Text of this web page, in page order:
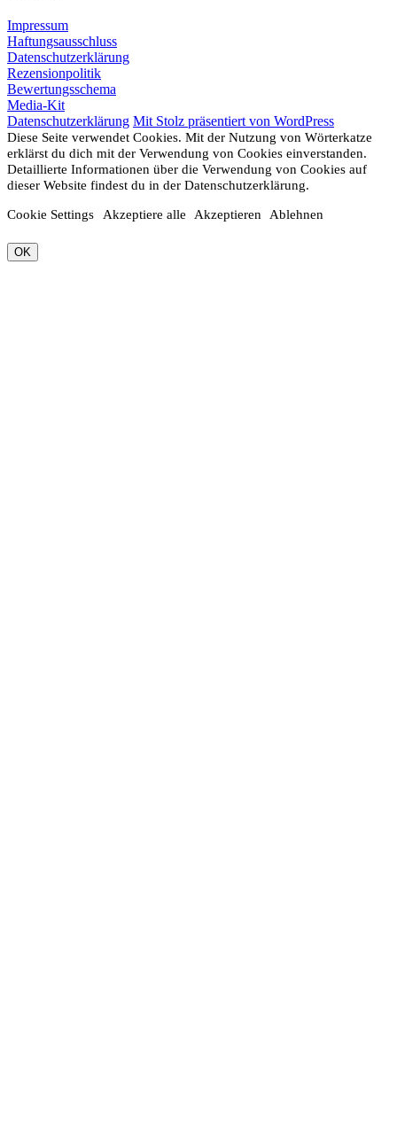
Impressum
Haftungsausschluss
Datenschutzerklärung
Rezensionpolitik
Bewertungsschema
Media-Kit
Datenschutzerklärung Mit Stolz präsentiert von WordPress
Diese Seite verwendet Cookies. Mit der Nutzung von Wörterkatze
erklärst du dich mit der Verwendung von Cookies einverstanden.
Detaillierte Informationen über die Verwendung von Cookies auf
dieser Website findest du in der Datenschutzerklärung.
Cookie Settings Akzeptiere alle Akzeptieren Ablehnen
OK